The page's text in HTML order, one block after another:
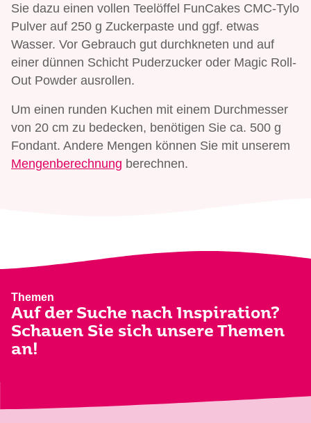
Sie dazu einen vollen Teelöffel FunCakes CMC-Tylo
Pulver auf 250 g Zuckerpaste und ggf. etwas
Wasser. Vor Gebrauch gut durchkneten und auf
einer dünnen Schicht Puderzucker oder Magic Roll-
Out Powder ausrollen.
Um einen runden Kuchen mit einem Durchmesser
von 20 cm zu bedecken, benötigen Sie ca. 500 g
Fondant. Andere Mengen können Sie mit unserem
Mengenberechnung berechnen.
Themen
Auf der Suche nach Inspiration?
Schauen Sie sich unsere Themen
an!